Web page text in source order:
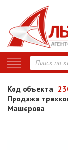
Код объекта
Продажа
Машерова